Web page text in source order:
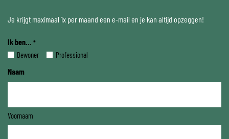
Je krijgt maximaal 1x per maand een e-mail en je kan altijd opzeggen!
Ik ben... *
Bewoner Professional
Naam
Voornaam